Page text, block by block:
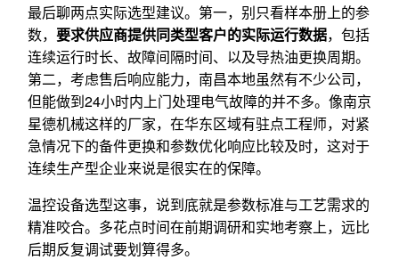
最后聊两点实际选型建议。第一，别只看样本册上的参
数， 要求供应商提供同类型客户的实际运行数据，包括
连续运行时长、故障间隔时间、以及导热油更换周期。
第二，考虑售后响应能力，南昌本地虽然有不少公司，
但能做到24小时内上门处理电气故障的并不多。像南京
星德机械这样的厂家，在华东区域有驻点工程师，对紧
急情况下的备件更换和参数优化响应比较及时，这对于
连续生产型企业来说是很实在的保障。
温控设备选型这事，说到底就是参数标准与工艺需求的
精准咬合。多花点时间在前期调研和实地考察上，远比
后期反复调试要划算得多。